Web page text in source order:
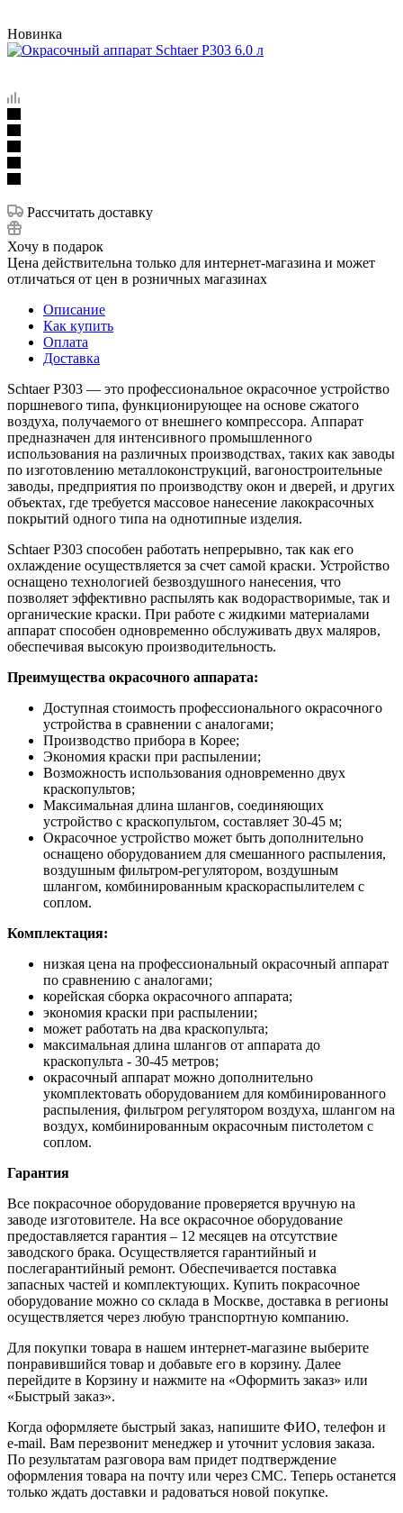
Новинка
Рассчитать доставку
Хочу в подарок
Цена действительна только для интернет-магазина и может
отличаться от цен в розничных магазинах
Описание
Как купить
Оплата
Доставка
Schtaer P303 — это профессиональное окрасочное устройство
поршневого типа, функционирующее на основе сжатого
воздуха, получаемого от внешнего компрессора. Аппарат
предназначен для интенсивного промышленного
использования на различных производствах, таких как заводы
по изготовлению металлоконструкций, вагоностроительные
заводы, предприятия по производству окон и дверей, и других
объектах, где требуется массовое нанесение лакокрасочных
покрытий одного типа на однотипные изделия.
Schtaer P303 способен работать непрерывно, так как его
охлаждение осуществляется за счет самой краски. Устройство
оснащено технологией безвоздушного нанесения, что
позволяет эффективно распылять как водорастворимые, так и
органические краски. При работе с жидкими материалами
аппарат способен одновременно обслуживать двух маляров,
обеспечивая высокую производительность.
Преимущества окрасочного аппарата:
Доступная стоимость профессионального окрасочного
устройства в сравнении с аналогами;
Производство прибора в Корее;
Экономия краски при распылении;
Возможность использования одновременно двух
краскопультов;
Максимальная длина шлангов, соединяющих
устройство с краскопультом, составляет 30-45 м;
Окрасочное устройство может быть дополнительно
оснащено оборудованием для смешанного распыления,
воздушным фильтром-регулятором, воздушным
шлангом, комбинированным краскораспылителем с
соплом.
Комплектация:
низкая цена на профессиональный окрасочный аппарат
по сравнению с аналогами;
корейская сборка окрасочного аппарата;
экономия краски при распылении;
может работать на два краскопульта;
максимальная длина шлангов от аппарата до
краскопульта - 30-45 метров;
окрасочный аппарат можно дополнительно
укомплектовать оборудованием для комбинированного
распыления, фильтром регулятором воздуха, шлангом на
воздух, комбинированным окрасочным пистолетом с
соплом.
Гарантия
Все покрасочное оборудование проверяется вручную на
заводе изготовителе. На все окрасочное оборудование
предоставляется гарантия – 12 месяцев на отсутствие
заводского брака. Осуществляется гарантийный и
послегарантийный ремонт. Обеспечивается поставка
запасных частей и комплектующих. Купить покрасочное
оборудование можно со склада в Москве, доставка в регионы
осуществляется через любую транспортную компанию.
Для покупки товара в нашем интернет-магазине выберите
понравившийся товар и добавьте его в корзину. Далее
перейдите в Корзину и нажмите на «Оформить заказ» или
«Быстрый заказ».
Когда оформляете быстрый заказ, напишите ФИО, телефон и
e-mail. Вам перезвонит менеджер и уточнит условия заказа.
По результатам разговора вам придет подтверждение
оформления товара на почту или через СМС. Теперь останется
только ждать доставки и радоваться новой покупке.